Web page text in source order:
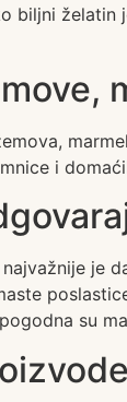
biljni
i
je
su